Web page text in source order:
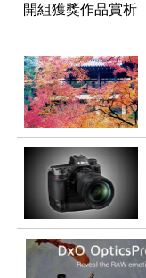
開組獲獎作品賞析